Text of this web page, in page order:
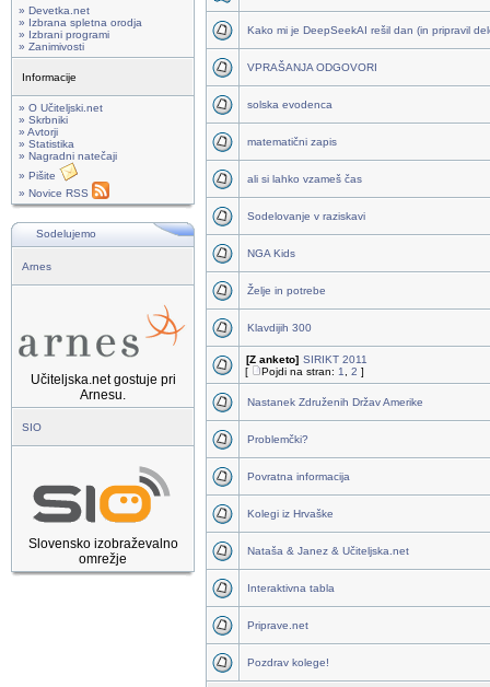
» Devetka.net
» Izbrana spletna orodja
» Izbrani programi
» Zanimivosti
Informacije
» O Učiteljski.net
» Skrbniki
» Avtorji
» Statistika
» Nagradni natečaji
» Pišite
» Novice RSS
Sodelujemo
Arnes
Učiteljska.net gostuje pri
Arnesu.
SIO
Slovensko izobraževalno
omrežje
Kako mi je DeepSeekAI rešil dan (in pripravil
VPRAŠANJA ODGOVORI
solska evodenca
matematični zapis
ali si lahko vzameš čas
Sodelovanje v raziskavi
NGA Kids
Želje in potrebe
Klavdijih 300
[Z anketo] SIRIKT 2011
[
Pojdi na stran: 1 2 ]
Nastanek Združenih Držav Amerike
Problemčki?
Povratna informacija
Kolegi iz Hrvaške
Nataša & Janez & Učiteljska.net
Interaktivna tabla
Priprave.net
Pozdrav kolege!